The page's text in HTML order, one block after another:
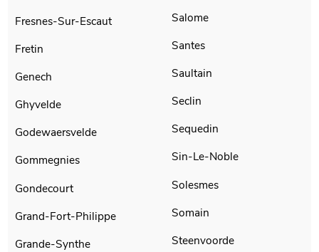
Fresnes-Sur-Escaut
Fretin
Genech
Ghyvelde
Godewaersvelde
Gommegnies
Gondecourt
Grand-Fort-Philippe
Grande-Synthe
Salome
Santes
Saultain
Seclin
Sequedin
Sin-Le-Noble
Solesmes
Somain
Steenvoorde